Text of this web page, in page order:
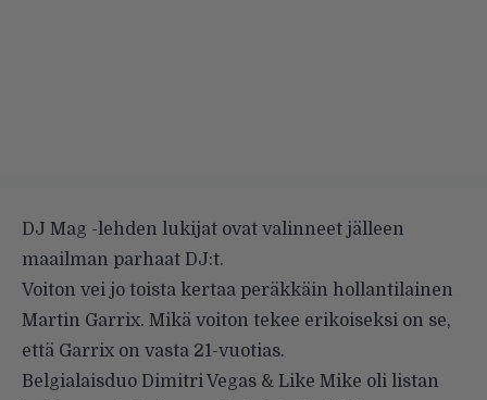
DJ Mag -lehden lukijat ovat valinneet jälleen
maailman parhaat DJ:t.
Voiton vei jo toista kertaa peräkkäin hollantilainen
Martin Garrix. Mikä voiton tekee erikoiseksi on se,
että Garrix on vasta 21-vuotias.
Belgialaisduo Dimitri Vegas & Like Mike oli listan